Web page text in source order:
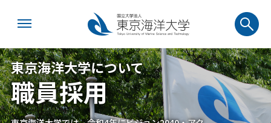
東京海洋大学について
職員採用